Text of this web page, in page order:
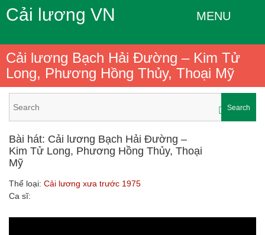
Cải lương VN MENU
Cải lương Bạch Hải Đường – Kim Tử
Long, Phương Hồng Thủy, Thoại Mỹ
Search
Bài hát: Cải lương Bạch Hải Đường –
Kim Tử Long, Phương Hồng Thủy, Thoại
Mỹ
Thể loại: Cải lương xưa trước 1975
Ca sĩ: